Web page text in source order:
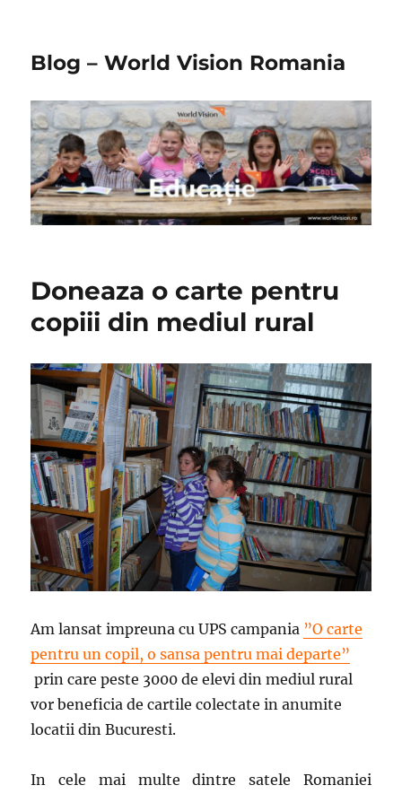
Blog – World Vision Romania
Doneaza o carte pentru
copiii din mediul rural
Am lansat impreuna cu UPS campania ”O carte
pentru un copil, o sansa pentru mai departe”
prin care peste 3000 de elevi din mediul rural
vor beneficia de cartile colectate in anumite
locatii din Bucuresti.
In cele mai multe dintre satele Romaniei